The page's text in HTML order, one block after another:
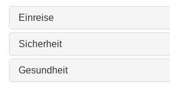
Einreise
Sicherheit
Gesundheit